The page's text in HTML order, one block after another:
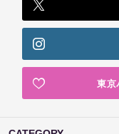
東京